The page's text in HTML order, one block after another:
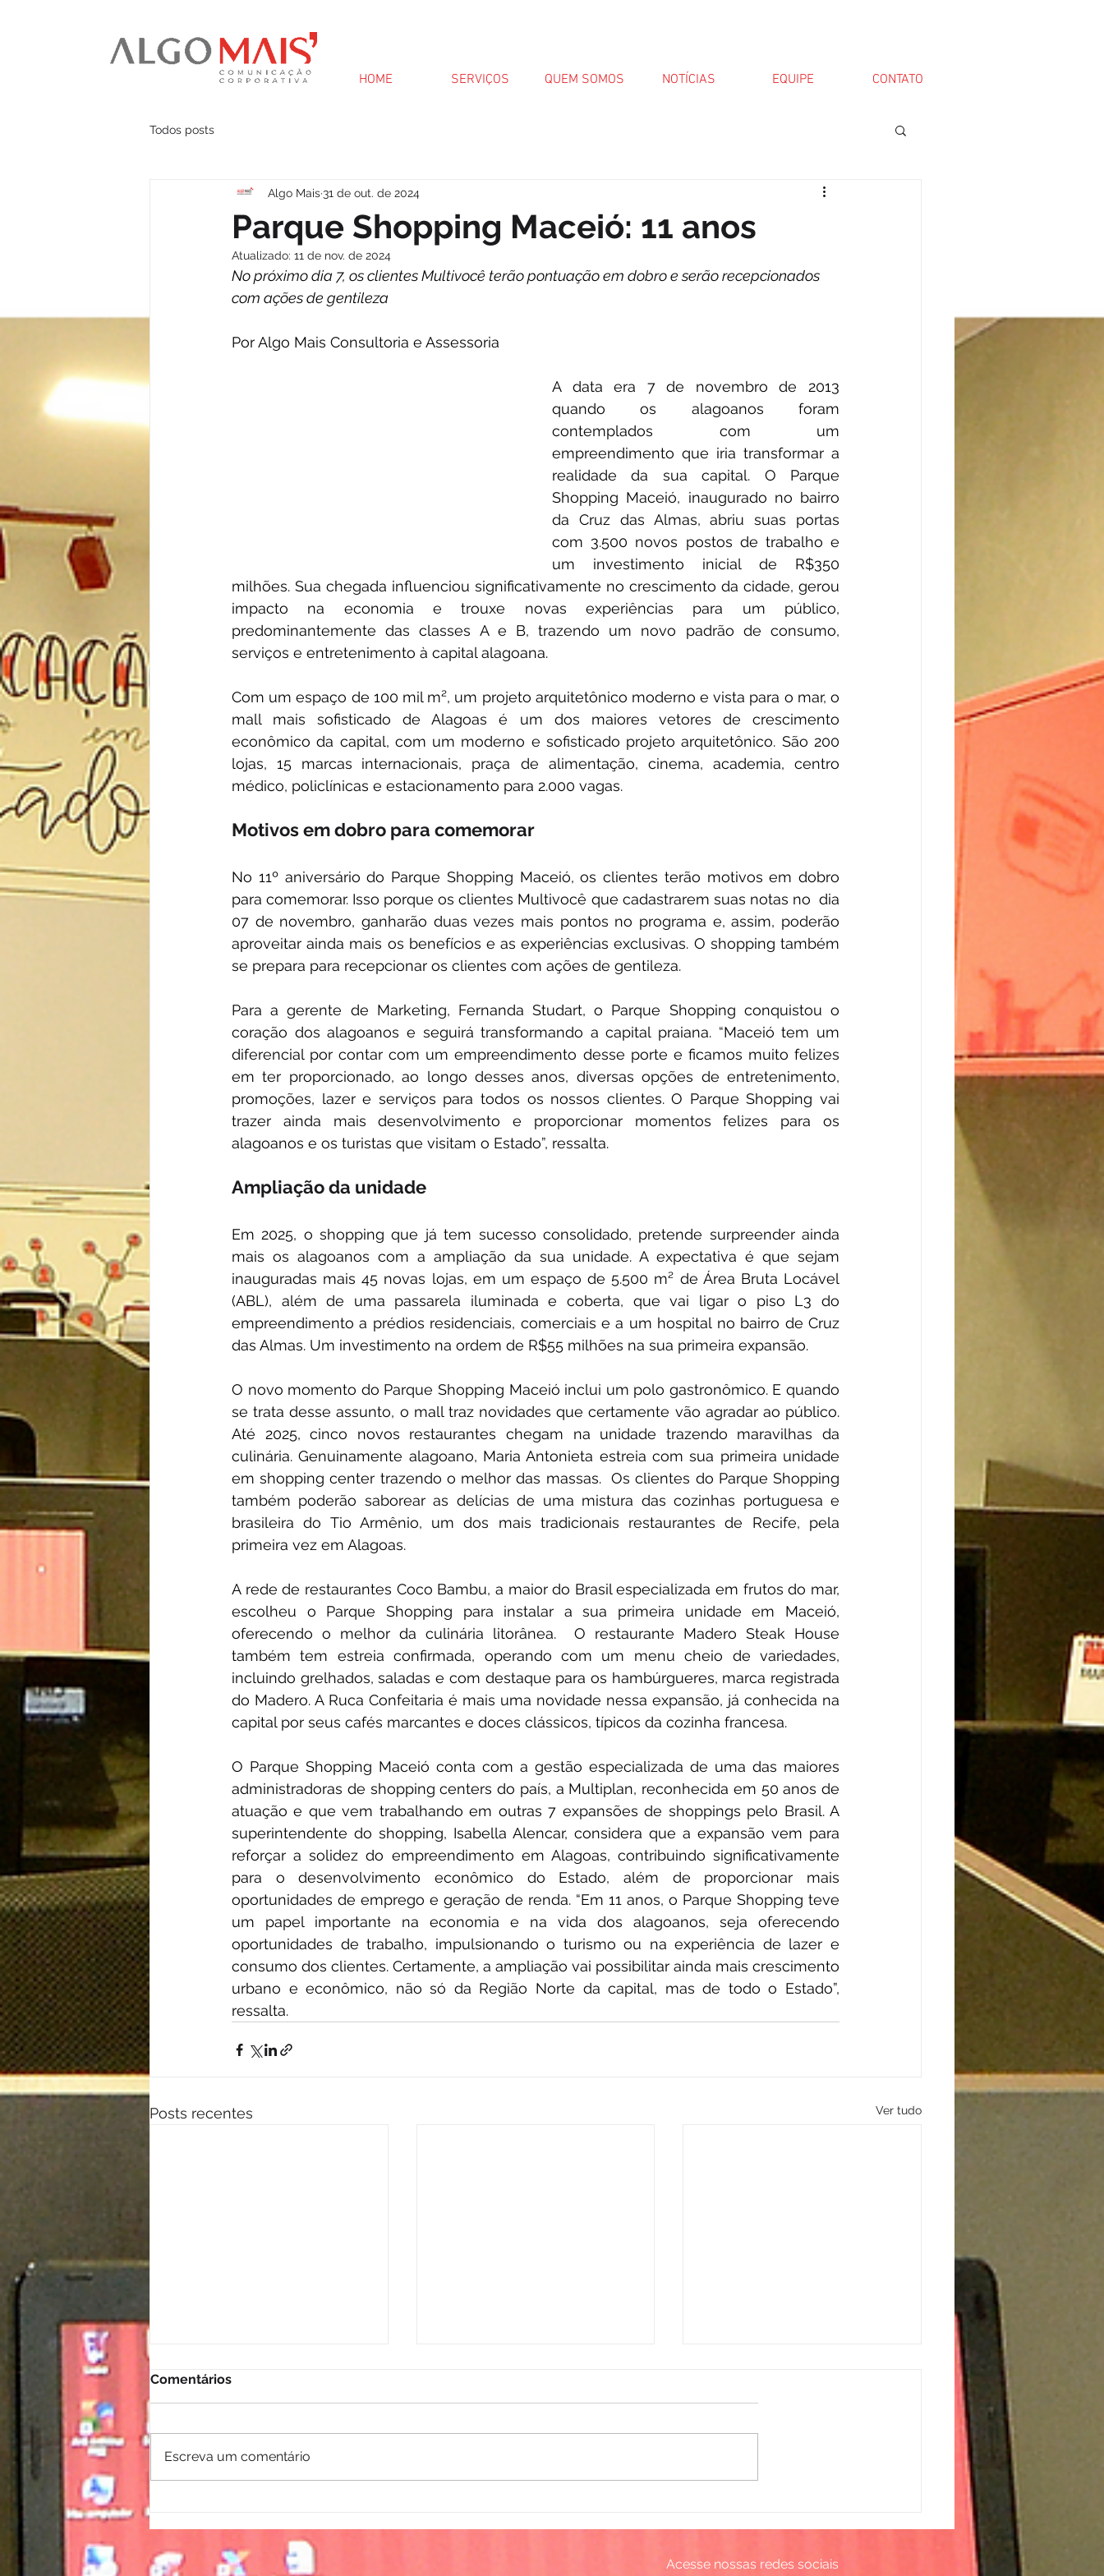
HOME SERVIÇOS QUEM SOMOS NOTÍCIAS EQUIPE CONTATO
Todos posts
Parque Shopping Maceió: 11 anos
Algo Mais31 de out. de 2024
Atualizado: 11 de nov. de 2024
No próximo dia 7, os clientes Multivocê terão pontuação em dobro e serão recepcionados
com ações de gentileza
Por Algo Mais Consultoria e Assessoria
A data era 7 de novembro de 2013
quando os alagoanos foram
contemplados com um
empreendimento que iria transformar a
realidade da sua capital. O Parque
Shopping Maceió, inaugurado no bairro
da Cruz das Almas, abriu suas portas
com 3.500 novos postos de trabalho e
um investimento inicial de R$350
milhões. Sua chegada influenciou significativamente no crescimento da cidade, gerou
impacto na economia e trouxe novas experiências para um público,
predominantemente das classes A e B, trazendo um novo padrão de consumo,
serviços e entretenimento à capital alagoana.
Com um espaço de 100 mil m², um projeto arquitetônico moderno e vista para o mar, o
mall mais sofisticado de Alagoas é um dos maiores vetores de crescimento
econômico da capital, com um moderno e sofisticado projeto arquitetônico. São 200
lojas, 15 marcas
internacionais, praça de alimentação, cinema, academia, centro
médico, policlínicas e estacionamento para 2.000 vagas.
Motivos em dobro para comemorar
No 11º aniversário do Parque Shopping Maceió, os clientes terão motivos em dobro
para comemorar. Isso porque os clientes Multivocê que cadastrarem suas notas no  dia
07 de novembro, ganharão duas vezes mais pontos no programa e, assim, poderão
aproveitar ainda mais os benefícios e as experiências exclusivas. O shopping também
se prepara para recepcionar os clientes com ações de gentileza.
Para a gerente de Marketing, Fernanda Studart, o Parque Shopping conquistou o
coração dos alagoanos e seguirá transformando a capital praiana. “Maceió tem um
diferencial por contar com um empreendimento desse porte e ficamos muito felizes
em ter proporcionado, ao longo desses anos, diversas opções de entretenimento,
promoções, lazer e serviços para todos os nossos clientes. O Parque Shopping vai
trazer ainda mais desenvolvimento e proporcionar momentos felizes para os
alagoanos e os turistas que visitam o Estado”, ressalta.
Ampliação da unidade
Em 2025, o shopping que já tem sucesso consolidado, pretende surpreender ainda
mais os alagoanos com a ampliação da sua unidade. A expectativa é que sejam
inauguradas mais 45 novas lojas, em um espaço de 5.500 m² de Área Bruta Locável
(ABL), além de uma passarela iluminada e coberta, que vai ligar o piso L3 do
empreendimento a prédios residenciais, comerciais e a um hospital no bairro de Cruz
das Almas. Um investimento na ordem de R$55 milhões na sua primeira expansão.
O novo momento do Parque Shopping Maceió inclui um polo gastronômico. E quando
se trata desse assunto, o mall traz novidades que certamente vão agradar ao público.
Até 2025, cinco novos restaurantes chegam na unidade trazendo maravilhas da
culinária. Genuinamente alagoano, Maria Antonieta estreia com sua primeira unidade
em shopping center trazendo o melhor das massas.  Os clientes do Parque Shopping
também poderão saborear as delícias de uma mistura das cozinhas portuguesa e
brasileira do Tio Armênio, um dos mais tradicionais restaurantes de Recife, pela
primeira vez em Alagoas.
A rede de restaurantes Coco Bambu, a maior do Brasil especializada em frutos do mar,
escolheu o Parque Shopping para instalar a sua primeira unidade em Maceió,
oferecendo o melhor da culinária litorânea.  O restaurante Madero Steak House
também tem estreia confirmada, operando com um menu cheio de variedades,
incluindo grelhados, saladas e com destaque para os hambúrgueres, marca registrada
do Madero. A Ruca Confeitaria é mais uma novidade nessa expansão, já conhecida na
capital por seus cafés marcantes e doces clássicos, típicos da cozinha francesa.
O Parque Shopping Maceió conta com a gestão especializada de uma das maiores
administradoras de shopping centers do país, a Multiplan, reconhecida em 50 anos de
atuação e que vem trabalhando em outras 7 expansões de shoppings pelo Brasil. A
superintendente do shopping, Isabella Alencar, considera que a expansão vem para
reforçar a solidez do empreendimento em Alagoas, contribuindo significativamente
para o desenvolvimento econômico do Estado, além de proporcionar mais
oportunidades de emprego e geração de renda. “Em 11 anos, o Parque Shopping teve
um papel importante na economia e na vida dos alagoanos, seja oferecendo
oportunidades de trabalho, impulsionando o turismo ou na experiência de lazer e
consumo dos clientes. Certamente, a ampliação vai possibilitar ainda mais crescimento
urbano e econômico, não só da Região Norte da capital, mas de todo o Estado”,
ressalta.
Posts recentes Ver tudo
Comentários
Escreva um comentário
Acesse nossas redes sociais